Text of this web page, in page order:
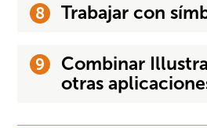
Trabajar con
Combinar
otras